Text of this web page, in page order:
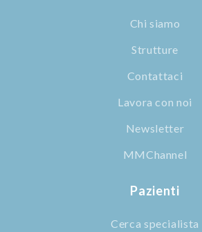
Chi siamo
Strutture
Contattaci
Lavora con noi
Newsletter
MMChannel
Pazienti
Cerca specialista